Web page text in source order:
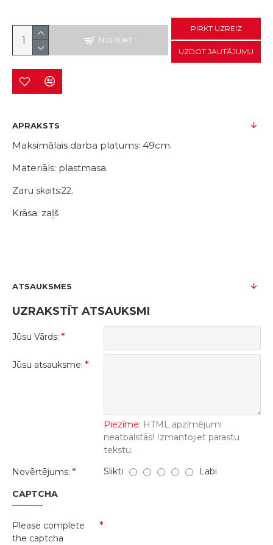
NOPIRKT
PIRKT UZREIZ
UZDOT JAUTĀJUMU
APRAKSTS
Maksimālais darba platums: 49cm.
Materiāls: plastmasa.
Zaru skaits:22.
Krāsa: zaļš
ATSAUKSMES
UZRAKSTĪT ATSAUKSMI
Jūsu Vārds:
Jūsu atsauksme:
Piezīme: HTML apzīmējumi
neatbalstās! Izmantojiet parastu
tekstu.
Novērtējums:
Slikti Labi
CAPTCHA
Please complete
the captcha